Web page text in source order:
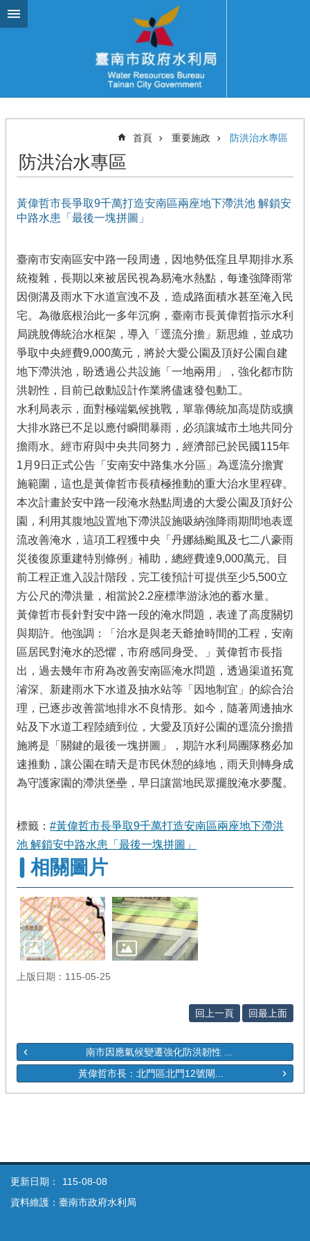
跳到主要內容區塊
首頁 重要施政 防洪治水專區
防洪治水專區
黃偉哲市長爭取9千萬打造安南區兩座地下滯洪池 解鎖安
中路水患「最後一塊拼圖」
臺南市安南區安中路一段周邊，因地勢低窪且早期排水系
統複雜，長期以來被居民視為易淹水熱點，每逢強降雨常
因側溝及雨水下水道宣洩不及，造成路面積水甚至淹入民
宅。為徹底根治此一多年沉痾，臺南市長黃偉哲指示水利
局跳脫傳統治水框架，導入「逕流分擔」新思維，並成功
爭取中央經費9,000萬元，將於大愛公園及頂好公園自建
地下滯洪池，盼透過公共設施「一地兩用」，強化都市防
洪韌性，目前已啟動設計作業將儘速發包動工。
水利局表示，面對極端氣候挑戰，單靠傳統加高堤防或擴
大排水路已不足以應付瞬間暴雨，必須讓城市土地共同分
擔雨水。經市府與中央共同努力，經濟部已於民國115年
1月9日正式公告「安南安中路集水分區」為逕流分擔實
施範圍，這也是黃偉哲市長積極推動的重大治水里程碑。
本次計畫於安中路一段淹水熱點周邊的大愛公園及頂好公
園，利用其腹地設置地下滯洪設施吸納強降雨期間地表逕
流改善淹水，這項工程獲中央「丹娜絲颱風及七二八豪雨
災後復原重建特別條例」補助，總經費達9,000萬元。目
前工程正進入設計階段，完工後預計可提供至少5,500立
方公尺的滯洪量，相當於2.2座標準游泳池的蓄水量。
黃偉哲市長針對安中路一段的淹水問題，表達了高度關切
與期許。他強調：「治水是與老天爺搶時間的工程，安南
區居民對淹水的恐懼，市府感同身受。」黃偉哲市長指
出，過去幾年市府為改善安南區淹水問題，透過渠道拓寬
濬深、新建雨水下水道及抽水站等「因地制宜」的綜合治
理，已逐步改善當地排水不良情形。如今，隨著周邊抽水
站及下水道工程陸續到位，大愛及頂好公園的逕流分擔措
施將是「關鍵的最後一塊拼圖」，期許水利局團隊務必加
速推動，讓公園在晴天是市民休憩的綠地，雨天則轉身成
為守護家園的滯洪堡壘，早日讓當地民眾擺脫淹水夢魘。
標籤： #黃偉哲市長爭取9千萬打造安南區兩座地下滯洪
池 解鎖安中路水患「最後一塊拼圖」
相關圖片
上版日期：115-05-25
回上一頁 回最上面
南市因應氣候變遷強化防洪韌性 ...
黃偉哲市長：北門區北門12號閘...
更新日期：
115-08-08
資料維護：臺南市政府水利局